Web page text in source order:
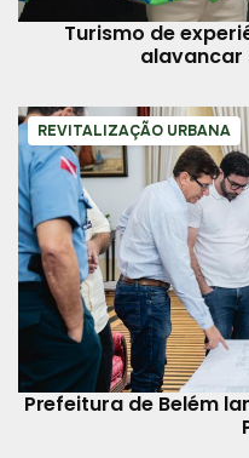
Turismo de
alavancar
REVITALIZAÇÃO URBANA
Prefeitura de Belém